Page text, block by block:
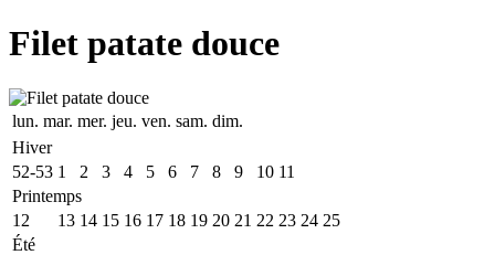
Filet patate douce
lun. mar. mer. jeu. ven. sam. dim.
Hiver
52-53 1 2 3 4 5 6 7 8 9 10 11
Printemps
12
13 14 15 16 17 18 19 20 21 22 23 24 25
Été